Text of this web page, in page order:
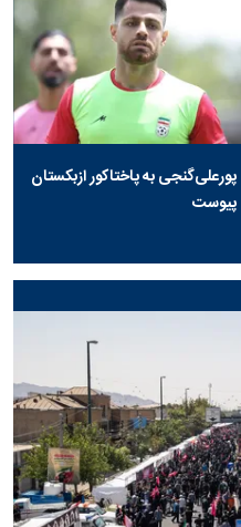
پورعلی‌گنجی به پاختاکور ازبکستان
پیوست